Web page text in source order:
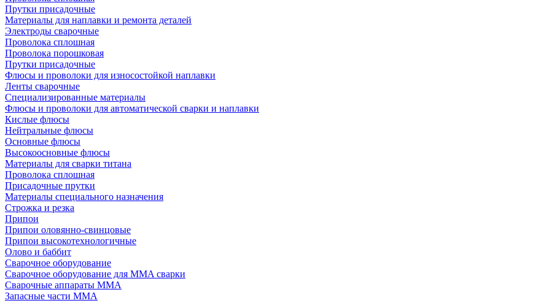
Прутки присадочные
Материалы для наплавки и ремонта деталей
Электроды сварочные
Проволока сплошная
Проволока порошковая
Прутки присадочные
Флюсы и проволоки для износостойкой наплавки
Ленты сварочные
Специализированные материалы
Флюсы и проволоки для автоматической сварки и наплавки
Кислые флюсы
Нейтральные флюсы
Основные флюсы
Высокоосновные флюсы
Материалы для сварки титана
Проволока сплошная
Присадочные прутки
Материалы специального назначения
Строжка и резка
Припои
Припои оловянно-свинцовые
Припои высокотехнологичные
Олово и баббит
Сварочное оборудование
Сварочное оборудование для MMA сварки
Сварочные аппараты MMA
Запасные части MMA